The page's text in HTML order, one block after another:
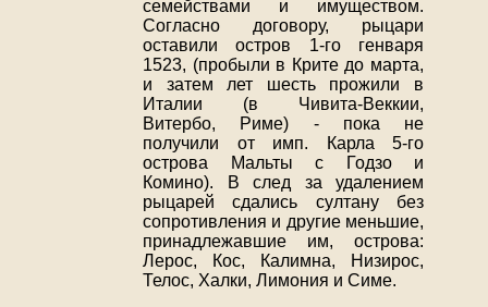
семействами и имуществом.
Согласно договору, рыцари
оставили остров 1-го генваря
1523, (пробыли в Крите до марта,
и затем лет шесть прожили в
Италии (в Чивита-Веккии,
Витербо, Риме) - пока не
получили от имп. Карла 5-го
острова Мальты с Годзо и
Комино). В след за удалением
рыцарей сдались султану без
сопротивления и другие меньшие,
принадлежавшие им, острова:
Лерос, Кос, Калимна, Низирос,
Телос, Халки, Лимония и Симе.